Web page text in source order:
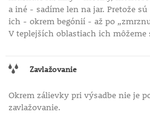
a iné - sadíme len na jar. Pretože
ich - okrem begónií - až po
V teplejších oblastiach ich môžeme
Zavlažovanie
Okrem zálievky pri výsadbe nie je
zavlažovanie.